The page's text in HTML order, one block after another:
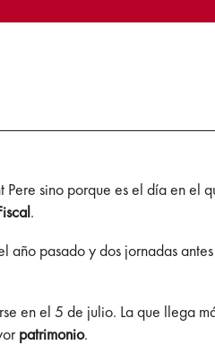
sino porque es el día en el
.
año pasado y dos jornadas
en el 5 de julio. La que llega
patrimonio.